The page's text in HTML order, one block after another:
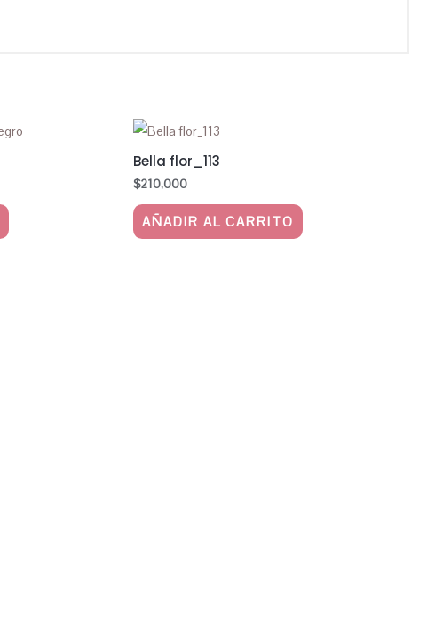
Bella flor_113
$210,000
AÑADIR AL CARRITO